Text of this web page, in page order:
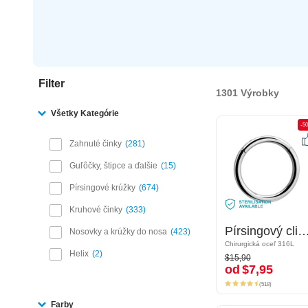
Filter
Všetky Kategórie
Zahnuté činky 281
Guľôčky, štipce a ďalšie 15
Pírsingové krúžky 674
Kruhové činky 333
Nosovky a krúžky do nosa 423
Helix 2
Farby
1301 Výrobky
-50%
Pírsingový clicker (chirurgická oceľ, strieborná, lesklý povrch)
Chirurgická oceľ 316L
$15,90
od$7,95
-
Pírsingový clicker (chirurgická oceľ, strieborná, lesklý povrch)
Chirurgická oceľ 316L
$15,90
od $7,95
(518)